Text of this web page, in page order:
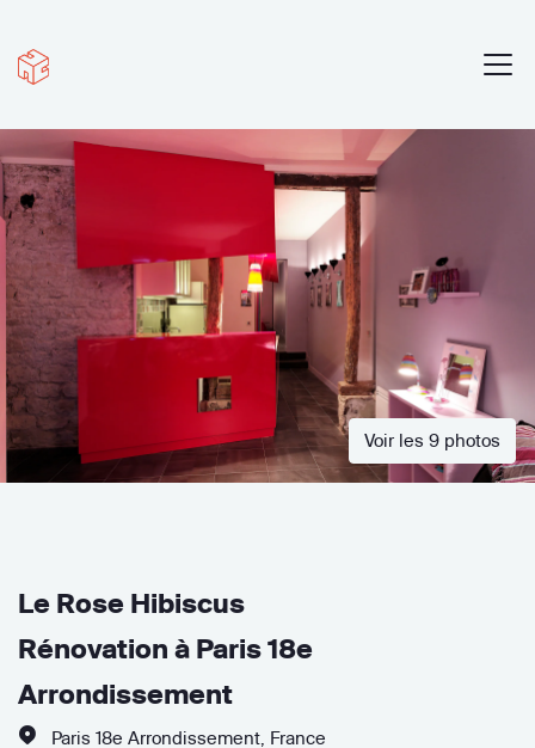
Voir les 9 photos
Le Rose Hibiscus
Rénovation à Paris 18e
Arrondissement
Paris 18e Arrondissement France